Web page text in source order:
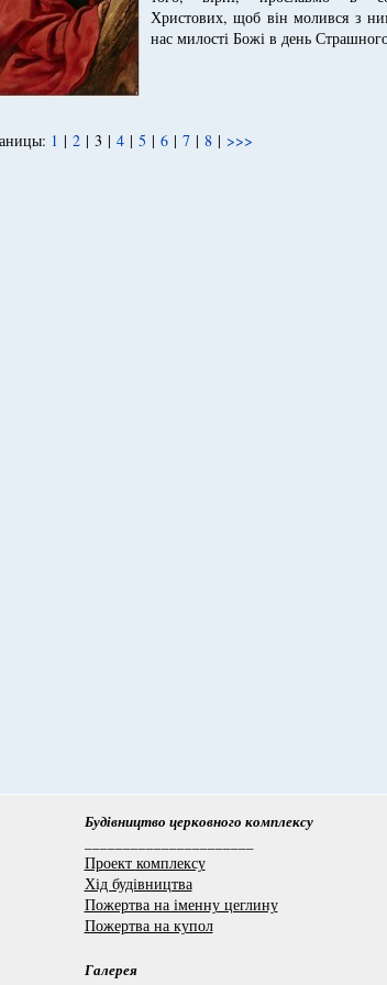
Христових, щоб він молився з
нас милості Божі в день
1 | 2| 3 | 4| 5 | 6| 7| 8| >>>
Будівництво церковного комплексу
Проект комплексу
Хід будівництва
Пожертва на іменну цеглину
Пожертва на купол
Галерея